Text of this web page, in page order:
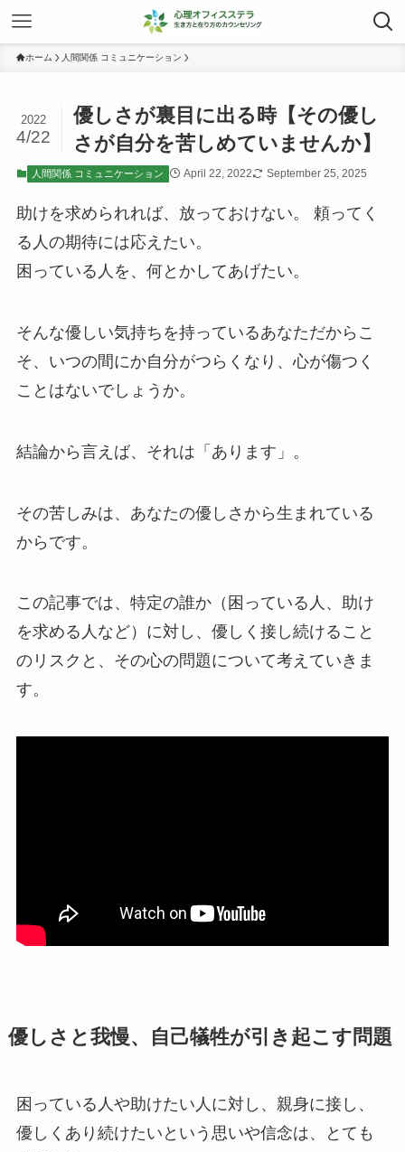
ホーム 人間関係 コミュニケーション
優しさが裏目に出る時【その優し
さが自分を苦しめていませんか】
2022
4/22
人間関係 コミュニケーション April 22, 2022 September 25, 2025
助けを求められれば、放っておけない。 頼ってく
る人の期待には応えたい。
困っている人を、何とかしてあげたい。
そんな優しい気持ちを持っているあなただからこ
そ、いつの間にか自分がつらくなり、心が傷つく
ことはないでしょうか。
結論から言えば、それは「あります」。
その苦しみは、あなたの優しさから生まれている
からです。
この記事では、特定の誰か（困っている人、助け
を求める人など）に対し、優しく接し続けること
のリスクと、その心の問題について考えていきま
す。
優しさと我慢、自己犠牲が引き起こす問題
困っている人や助けたい人に対し、親身に接し、
優しくあり続けたいという思いや信念は、とても